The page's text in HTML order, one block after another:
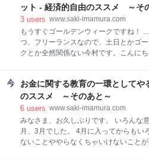
ル 当選発表 当選者発表後の手順
ったい……。— 今村咲
18日 なので、代わりに（？）Boeingの
てきました。 $BAはETF経由で保有して
飛行機のことなんて「ジャンボ機と言
「Boeingが次にリリースしようとして
が云々」とか言われてもパッとわからな
予習してから行
ット - 経済的自由のススメ ～そ
3 users www.saki-imamura.com
もうすぐゴールデンウィークですね！
つ、フリーランスなので、土日とかゴ
クとか全然関係ない今村です。こんに
ちょっと身の回りの整理をしたので、5
りに一度アメリカに戻ろうかなと考えて
れば2～3週間くらい。 で、ふと、シア
てアマゾン本社の見学でもしてこよう
どうせならアマゾンだけじゃなくてス
ソフトも見てこようか……と思ったので
お金に関する教育の一環としてや
のススメ ～そのあと～
6 users www.saki-imamura.com
みなさま、お久しぶりです。 いろんな
月、3月でした。 4月に入ってからもい
ないことややらなくちゃいけないこと